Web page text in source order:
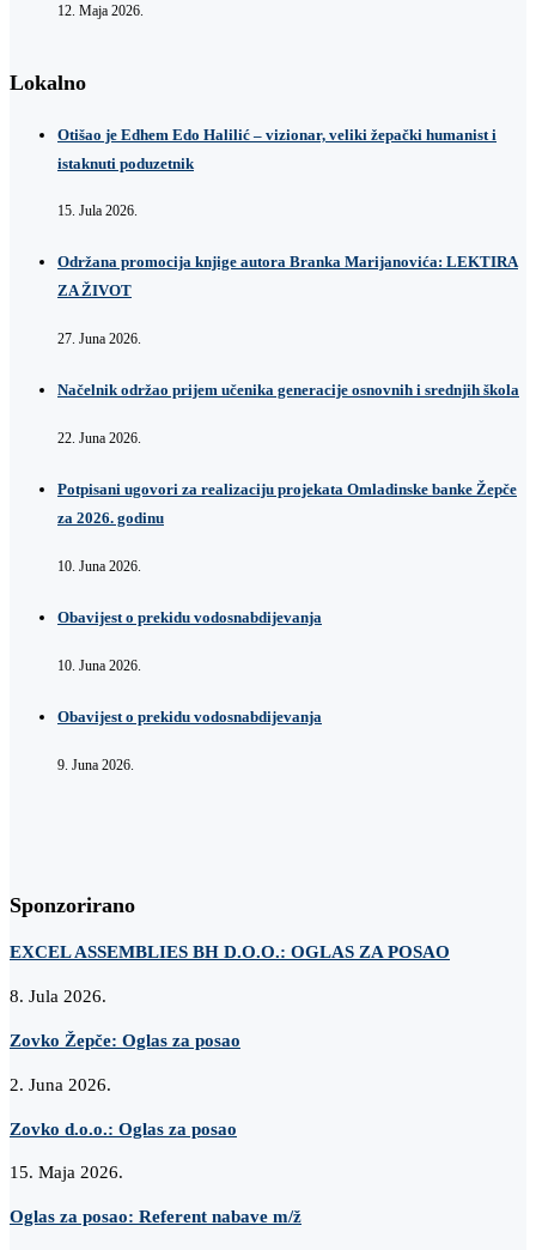
12. Maja 2026.
Lokalno
Otišao je Edhem Edo Halilić – vizionar, veliki žepački humanist i
istaknuti poduzetnik
15. Jula 2026.
Održana promocija knjige autora Branka Marijanovića: LEKTIRA
ZA ŽIVOT
27. Juna 2026.
Načelnik održao prijem učenika generacije osnovnih i srednjih škola
22. Juna 2026.
Potpisani ugovori za realizaciju projekata Omladinske banke Žepče
za 2026. godinu
10. Juna 2026.
Obavijest o prekidu vodosnabdijevanja
10. Juna 2026.
Obavijest o prekidu vodosnabdijevanja
9. Juna 2026.
Sponzorirano
EXCEL ASSEMBLIES BH D.O.O.: OGLAS ZA POSAO
8. Jula 2026.
Zovko Žepče: Oglas za posao
2. Juna 2026.
Zovko d.o.o.: Oglas za posao
15. Maja 2026.
Oglas za posao: Referent nabave m/ž